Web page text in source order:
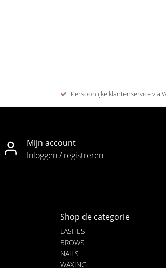
Persoonlijke klantenservice via
Mijn account
Inloggen / registreren
Shop de categorie
LASHES
BROWS
NAILS
WAXING